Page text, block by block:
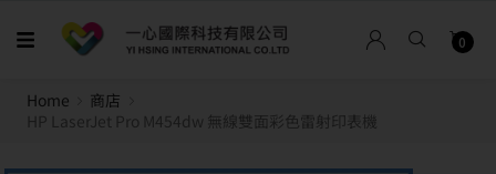
0
Home
商店
HP LaserJet Pro M454dw 無線雙面彩色雷射印表機